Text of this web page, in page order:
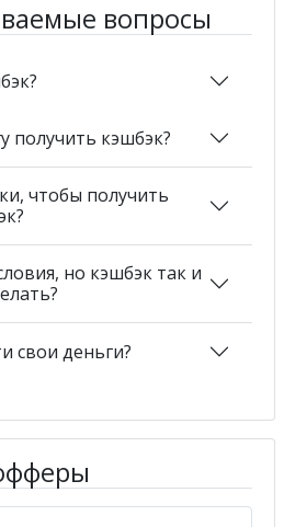
вопросы
получить кэшбэк?
чтобы получить
но кэшбэк так и
свои деньги?